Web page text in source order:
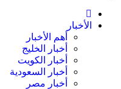
الأخبار
أهم الأخبار
أخبار الخليج
أخبار الكويت
أخبار السعودية
أخبار مصر